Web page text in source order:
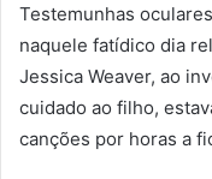
Testemunhas
naquele fatídico dia
Jessica Weaver, ao
cuidado ao filho,
canções por horas a